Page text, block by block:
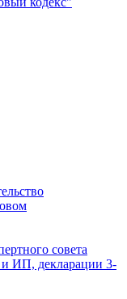
совета
и ИП, декларации 3-